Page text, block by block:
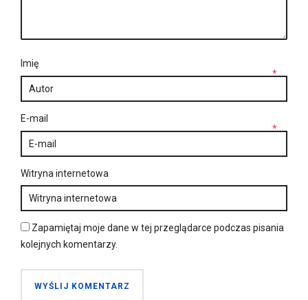
Imię
*
E-mail
*
Witryna internetowa
Zapamiętaj moje dane w tej przeglądarce podczas pisania
kolejnych komentarzy.